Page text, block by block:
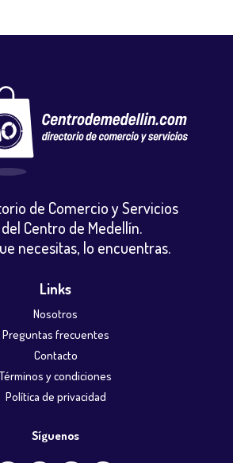
de Comercio y Servicios
del Centro de Medellín.
necesitas, lo encuentras.
Links
Nosotros
Preguntas frecuentes
Contacto
Términos y condiciones
Política de privacidad
Síguenos